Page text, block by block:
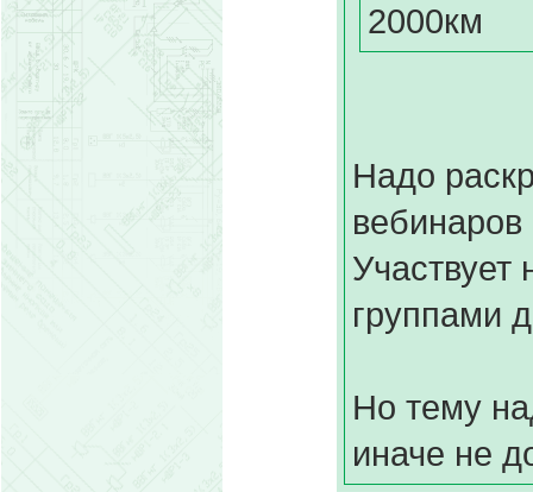
2000км
Надо
группами
Но тему
иначе не